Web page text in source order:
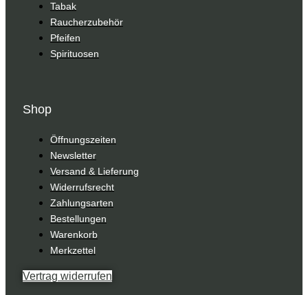
Tabak
Raucherzubehör
Pfeifen
Spirituosen
Shop
Öffnungszeiten
Newsletter
Versand & Lieferung
Widerrufsrecht
Zahlungsarten
Bestellungen
Warenkorb
Merkzettel
Vertrag widerrufen